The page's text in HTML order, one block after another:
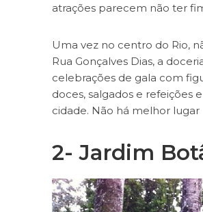
atrações parecem não ter
Uma vez no centro do Rio,
Rua Gonçalves Dias, a
celebrações de gala com
doces, salgados e refeições
cidade. Não há melhor
2-Jardim